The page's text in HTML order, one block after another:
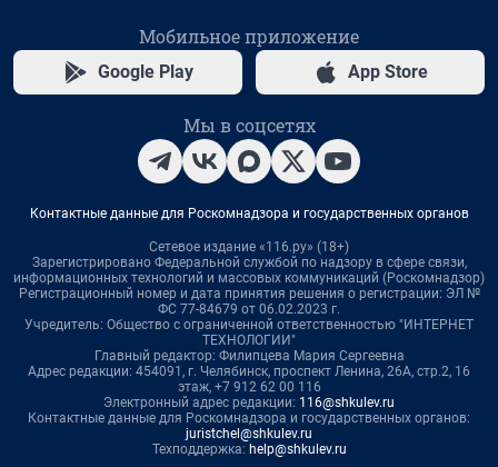
Мобильное приложение
Google Play App Store
Мы в соцсетях
Контактные данные для Роскомнадзора и государственных органов
Сетевое издание «116.ру» (18+)
Зарегистрировано Федеральной службой по надзору в сфере связи,
информационных технологий и массовых коммуникаций (Роскомнадзор)
Регистрационный номер и дата принятия решения о регистрации: ЭЛ №
ФС 77-84679 от 06.02.2023 г.
Учредитель: Общество с ограниченной ответственностью "ИНТЕРНЕТ
ТЕХНОЛОГИИ"
Главный редактор: Филипцева Мария Сергеевна
Адрес редакции: 454091, г. Челябинск, проспект Ленина, 26А, стр.2, 16
этаж, +7 912 62 00 116
Электронный адрес редакции: 116@shkulev.ru
Контактные данные для Роскомнадзора и государственных органов:
juristchel@shkulev.ru
Техподдержка: help@shkulev.ru